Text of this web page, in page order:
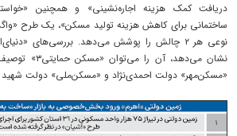
دریافت کمک هزینه اجاره‌‌نشینی» و همچنین
ساختمانی برای کاهش هزینه تولید مسکن»، یک طرح
نوعی هر ۲ چالش را پوشش می‌دهد. بررسی‌های
«مسکن‌مهر» دولت احمدی‌نژاد و «مسکن‌ملی» دولت شهید